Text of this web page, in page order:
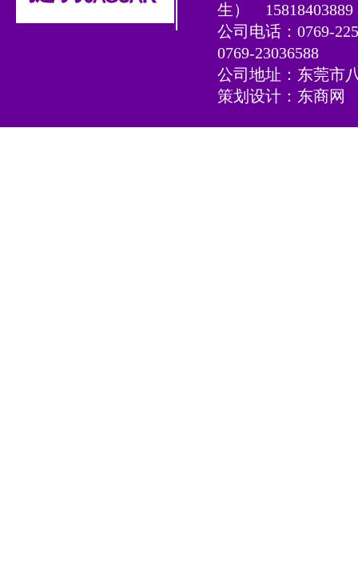
生）
公司电话：0769-
0769-23036588
公司地址：东莞市
策划设计： 东商网